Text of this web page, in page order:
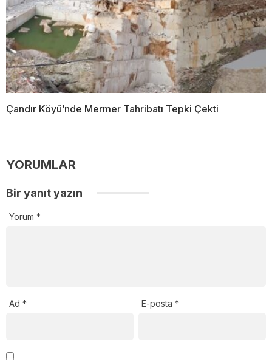
Çandır Köyü’nde Mermer Tahribatı Tepki Çekti
YORUMLAR
Bir yanıt yazın
Yorum *
Ad * E-posta*